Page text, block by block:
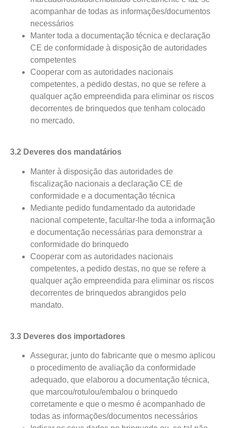
acompanhar de todas as informações/documentos
necessários
Manter toda a documentação técnica e declaração
CE de conformidade à disposição de autoridades
competentes
Cooperar com as autoridades nacionais
competentes, a pedido destas, no que se refere a
qualquer ação empreendida para eliminar os riscos
decorrentes de brinquedos que tenham colocado
no mercado.
3.2 Deveres dos mandatários
Manter à disposição das autoridades de
fiscalização nacionais a declaração CE de
conformidade e a documentação técnica
Mediante pedido fundamentado da autoridade
nacional competente, facultar-lhe toda a informação
e documentação necessárias para demonstrar a
conformidade do brinquedo
Cooperar com as autoridades nacionais
competentes, a pedido destas, no que se refere a
qualquer ação empreendida para eliminar os riscos
decorrentes de brinquedos abrangidos pelo
mandato.
3.3 Deveres dos importadores
Assegurar, junto do fabricante que o mesmo aplicou
o procedimento de avaliação da conformidade
adequado, que elaborou a documentação técnica,
que marcou/rotulou/embalou o brinquedo
corretamente e que o mesmo é acompanhado de
todas as informações/documentos necessários